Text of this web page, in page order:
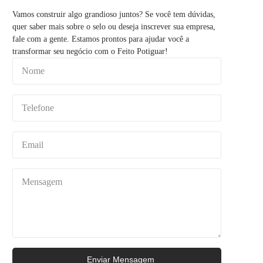
Vamos construir algo grandioso juntos? Se você tem dúvidas,
quer saber mais sobre o selo ou deseja inscrever sua empresa,
fale com a gente. Estamos prontos para ajudar você a
transformar seu negócio com o Feito Potiguar!
Enviar Mensagem